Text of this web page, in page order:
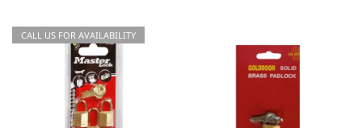
CALL US FOR AVAILABILITY